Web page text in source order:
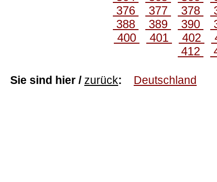
376
377 378
388
389 390
400
401 402
412
Sie sind hier / zurück: Deutschland